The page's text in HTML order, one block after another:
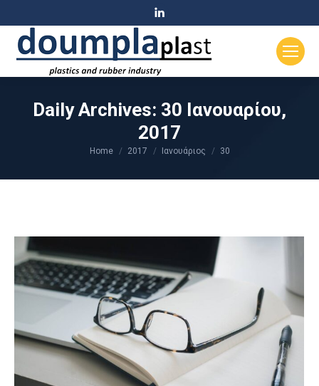
opens
window
Daily Archives: 30 Ιανουαρίου,
2017
You are here:
Home 2017 Ιανουάριος 30